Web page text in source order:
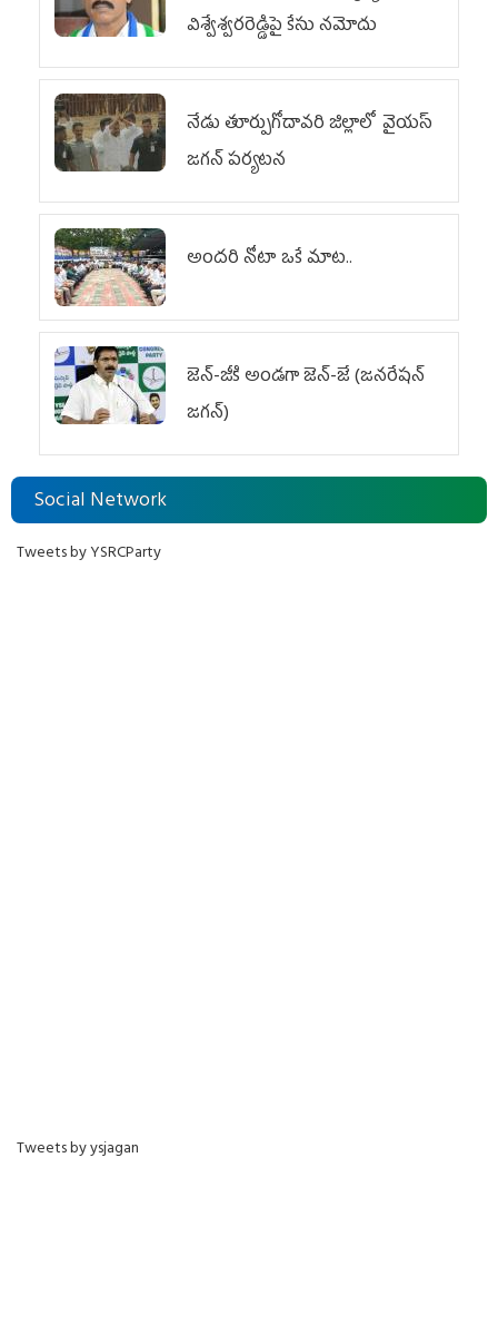
విశ్వేశ్వరరెడ్డిపై కేసు న‌మోదు
నేడు తూర్పుగోదావరి జిల్లాలో వైయస్‌
జగన్‌ పర్యటన
అందరి నోటా ఒకే మాట..
జెన్‌-జీకి అండగా జెన్‌-జే (జనరేషన్
జగన్)
Social Network
Tweets by YSRCParty
Tweets by ysjagan